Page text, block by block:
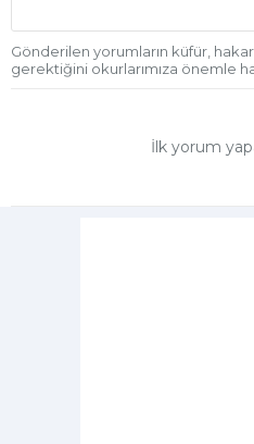
Gönderilen yorumların küfür,
gerektiğini okurlarımıza önemle
İlk yorum